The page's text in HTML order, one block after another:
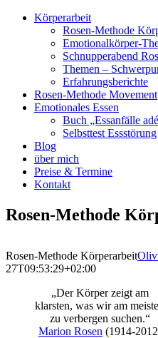
Körperarbeit
Rosen-Methode
Emotionalkörper-
Schnupperabend
Themen –
Erfahrungsberichte
Rosen-Methode Movement
Emotionales Essen
Buch „Essanfälle
Selbsttest Essstörung
Blog
über mich
Preise & Termine
Kontakt
Rosen-Methode
Rosen-Methode Körperarbeit
27T09:53:29+02:00
„Der Körper zeigt am
klarsten, was wir am
zu verbergen suchen.“
Marion Rosen (1914-